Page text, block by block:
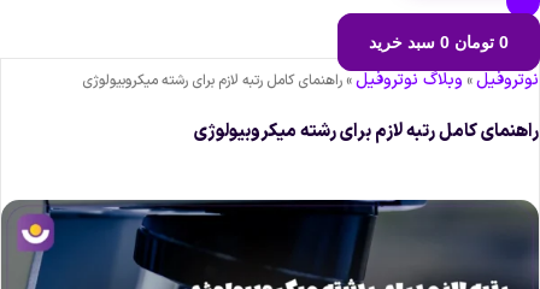
0 تومان 0 سبد خرید
»وبلاگ نوتروفیل»راهنمای کامل رتبه لازم برای رشته میکروبیولوژی
کامل رتبه لازم برای رشته میکروبیولوژی